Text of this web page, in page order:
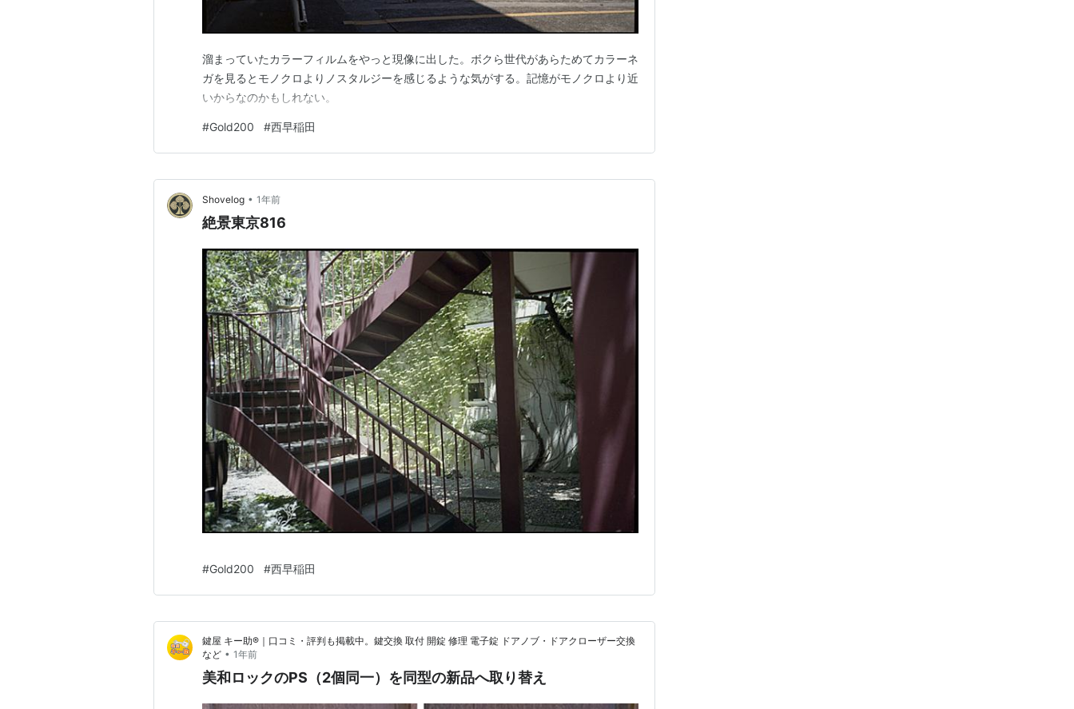
溜まっていたカラーフィルムをやっと現像に出した。ボクら世代があらためてカラーネ
ガを見るとモノクロよりノスタルジーを感じるような気がする。記憶がモノクロより近
いからなのかもしれない。
#Gold200 #西早稲田
Shovelog • 1年前
絶景東京816
#Gold200 #西早稲田
鍵屋 キー助®｜口コミ・評判も掲載中。鍵交換 取付 開錠 修理 電子錠 ドアノブ・ドアクローザー交換
など • 1年前
美和ロックのPS（2個同一）を同型の新品へ取り替え